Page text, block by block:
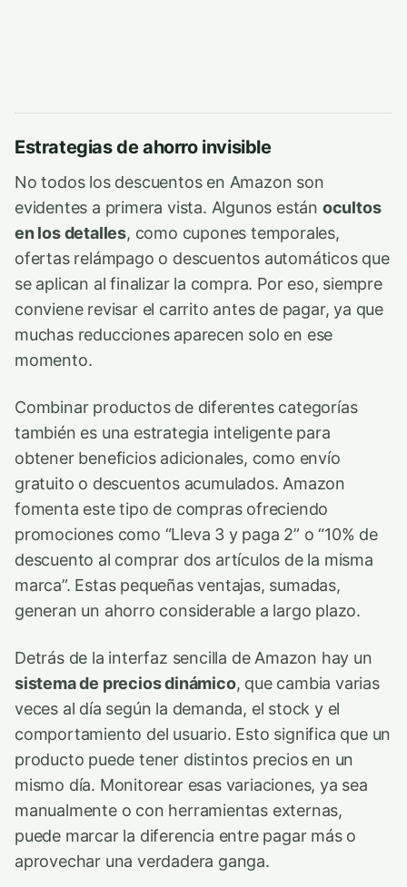
Estrategias de ahorro invisible
No todos los descuentos en Amazon son
evidentes a primera vista. Algunos están ocultos
en los detalles, como cupones temporales,
ofertas relámpago o descuentos automáticos que
se aplican al finalizar la compra. Por eso, siempre
conviene revisar el carrito antes de pagar, ya que
muchas reducciones aparecen solo en ese
momento.
Combinar productos de diferentes categorías
también es una estrategia inteligente para
obtener beneficios adicionales, como envío
gratuito o descuentos acumulados. Amazon
fomenta este tipo de compras ofreciendo
promociones como “Lleva 3 y paga 2” o “10% de
descuento al comprar dos artículos de la misma
marca”. Estas pequeñas ventajas, sumadas,
generan un ahorro considerable a largo plazo.
Detrás de la interfaz sencilla de Amazon hay un
sistema de precios dinámico, que cambia varias
veces al día según la demanda, el stock y el
comportamiento del usuario. Esto significa que un
producto puede tener distintos precios en un
mismo día. Monitorear esas variaciones, ya sea
manualmente o con herramientas externas,
puede marcar la diferencia entre pagar más o
aprovechar una verdadera ganga.